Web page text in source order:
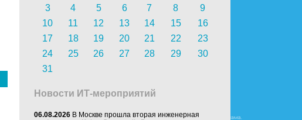
3
4 5 6 7 8
9
10
11 12 13 14 15
16
17
18 19 20 21 22
23
24
25 26 27 28 29
30
31
Новости ИТ-мероприятий
06.08.2026 В Москве прошла вторая инженерная